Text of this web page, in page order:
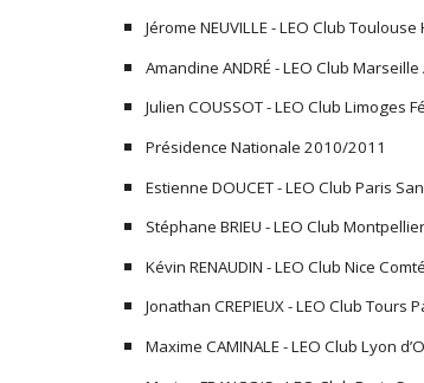
Jérome NEUVILLE - LEO Club
Amandine ANDRÉ - LEO Club
Julien COUSSOT - LEO Club
Présidence Nationale 2010/2011
Estienne DOUCET - LEO Club Paris
Stéphane BRIEU - LEO Club
Kévin RENAUDIN - LEO Club Nice
Jonathan CREPIEUX - LEO Club
Maxime CAMINALE - LEO Club Lyon